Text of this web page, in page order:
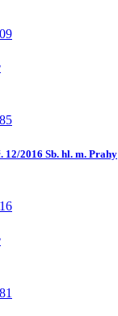
12/2016 Sb. hl. m. Prahy